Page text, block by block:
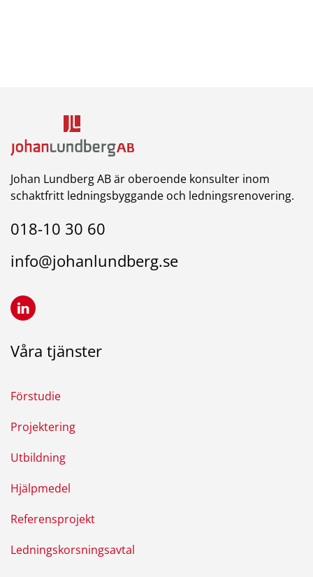
Johan Lundberg AB är oberoende konsulter inom
schaktfritt ledningsbyggande och ledningsrenovering.
018-10 30 60
info@johanlundberg.se
Våra tjänster
Förstudie
Projektering
Utbildning
Hjälpmedel
Referensprojekt
Ledningskorsningsavtal